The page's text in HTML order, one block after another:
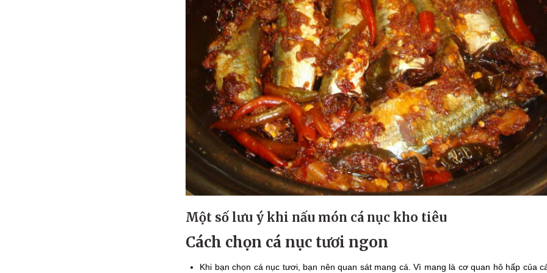
Một số lưu ý khi nấu món cá nục kho tiêu
Cách chọn cá nục tươi ngon
Khi bạn chọn cá nục tươi, bạn nên quan sát mang cá. Vì mang là cơ quan hô hấp của